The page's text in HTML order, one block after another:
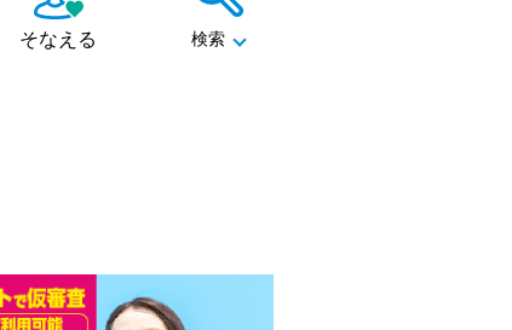
そなえる 検索